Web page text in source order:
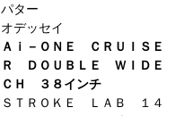
パター
オデッセイ
Ａｉ－ＯＮＥ ＣＲＵＩＳＥ
Ｒ ＤＯＵＢＬＥ ＷＩＤＥ
ＣＨ ３８インチ
ＳＴＲＯＫＥ ＬＡＢ １４